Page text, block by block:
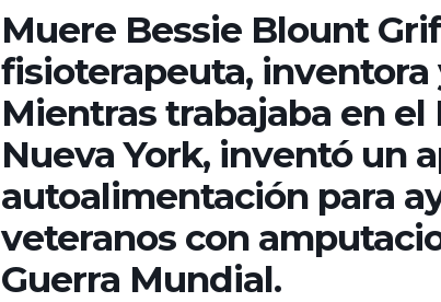
Muere Bessie Blount
fisioterapeuta,
Mientras trabajaba en
Nueva York, inventó un
autoalimentación para
veteranos con
Guerra Mundial.